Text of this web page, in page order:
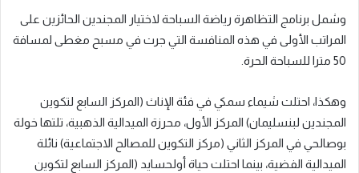
وشمل برنامج التظاهرة رياضة السباحة لاختيار المجندين الحائزين على
المراتب الأولى في هذه المنافسة التي جرت في مسبح مغطى لمسافة
50 مترا للسباحة الحرة.
وهكذا، احتلت شيماء سمكي في فئة الإناث (المركز السابع لتكوين
المجندين لبنسليمان) المركز الأول، محرزة الميدالية الذهبية، تلتها خولة
بوصالحي في المركز الثاني (مركز التكوين للمصالح الاجتماعية) نائلة
الميدالية الفضية، بينما احتلت حياة أولحسايد (المركز السابع لتكوين